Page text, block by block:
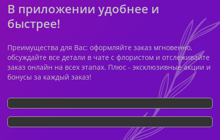
В приложении удобнее и
быстрее!
Преимущества для Вас: оформляйте заказ мгновенно,
обсуждайте все детали в чате с флористом и отслеживайте
заказ онлайн на всех этапах. Плюс - эксклюзивные акции и
бонусы за каждый заказ!